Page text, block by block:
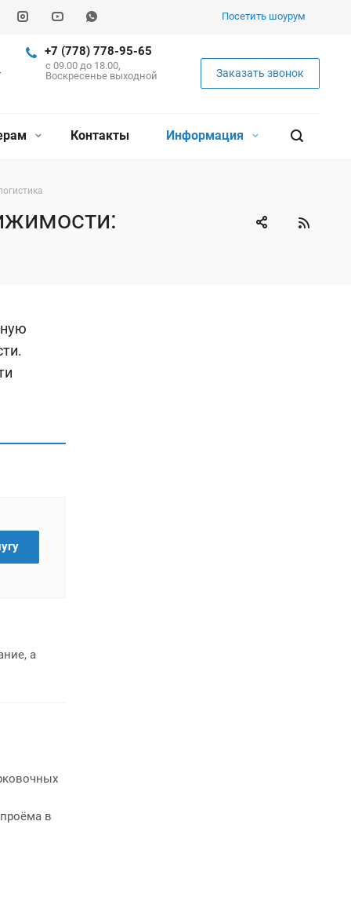
Посетить шоурум
+7 (778) 778-95-65
c 09.00 до 18.00,
Воскресенье выходной
Заказать звонок
Контакты Информация
а
в